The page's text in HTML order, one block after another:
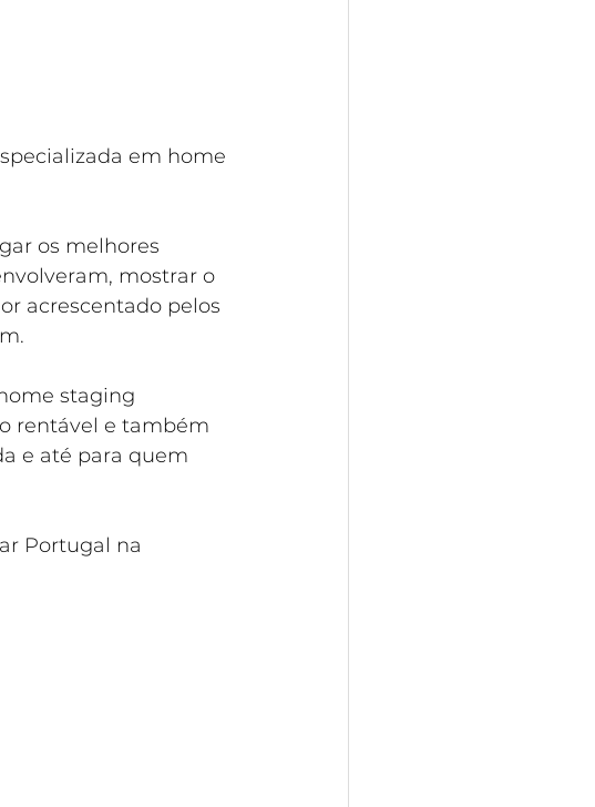
em home
os melhores
mostrar o
acrescentado pelos
staging
rentável e também
e até para quem
Portugal na